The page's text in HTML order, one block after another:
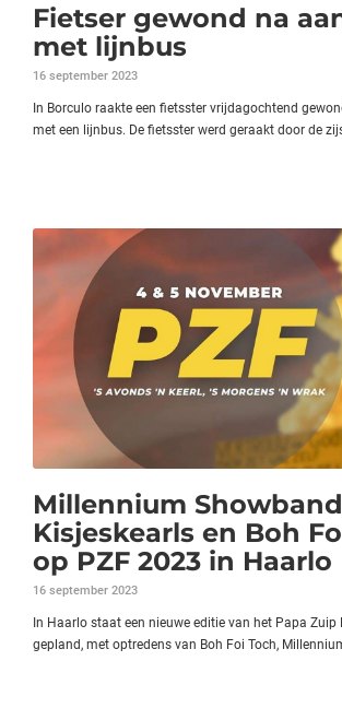
Fietser gewond na
met lijnbus
16 september 2023
In Borculo raakte een fietsster vrijdagochtend
met een lijnbus. De fietsster werd geraakt door de
Millennium
Kisjeskearls en Boh
op PZF 2023 in Haarlo
16 september 2023
In Haarlo staat een nieuwe editie van het Papa Zuip
gepland, met optredens van Boh Foi Toch,